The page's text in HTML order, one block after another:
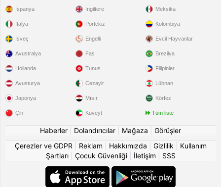
İspanya
İtalya
İsveç
İngiltere
Portekiz
Engelli
Meksika
Kolombiya
Evcil Hayvanlar
Avustralya
Hollanda
Avusturya
Japonya
Çin
Fas
Tunus
Cezayir
Mısır
Kuveyt
Brezilya
Filipinler
Lübnan
Körfez
Tüm liste
Haberler Dolandırıcılar Mağaza
Görüşler
Çerezler ve GDPR
Reklam Hakkımızda Gizlilik
Kullanım
Şartları| Çocuk Güvenliği| İletişim SSS